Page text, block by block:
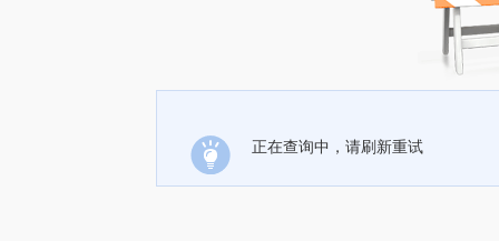
正在查询中，请刷新重试